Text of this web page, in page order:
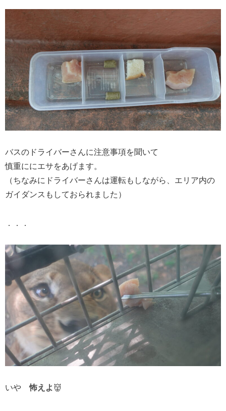
バスのドライバーさんに注意事項を聞いて
慎重ににエサをあげます。
（ちなみにドライバーさんは運転もしながら、エリア内の
ガイダンスもしておられました）
．．．
いや怖えよ 👹